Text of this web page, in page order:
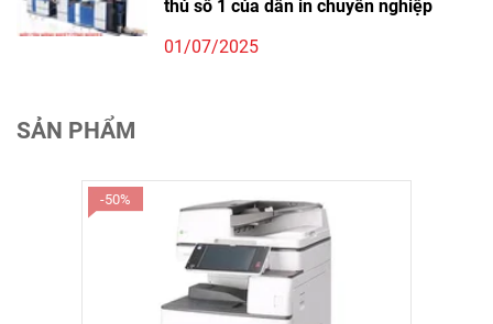
thủ số 1 của dân in chuyên nghiệp
01/07/2025
SẢN PHẨM
-50%